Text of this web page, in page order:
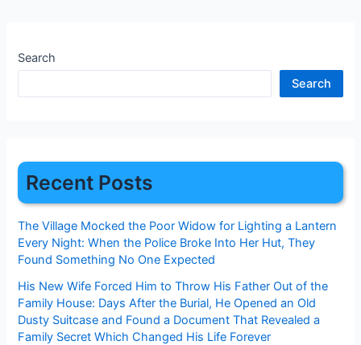
Search
Search
Recent Posts
The Village Mocked the Poor Widow for Lighting a Lantern
Every Night: When the Police Broke Into Her Hut, They
Found Something No One Expected
His New Wife Forced Him to Throw His Father Out of the
Family House: Days After the Burial, He Opened an Old
Dusty Suitcase and Found a Document That Revealed a
Family Secret Which Changed His Life Forever